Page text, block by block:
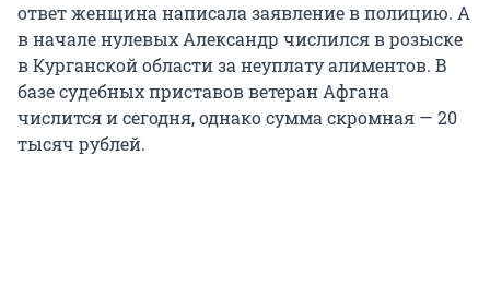
ответ женщина написала заявление в полицию. А
в начале нулевых Александр числился в розыске
в Курганской области за неуплату алиментов. В
базе судебных приставов ветеран Афгана
числится и сегодня, однако сумма скромная — 20
тысяч рублей.